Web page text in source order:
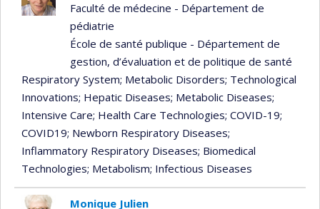
Faculté de médecine - Département de
pédiatrie
École de santé publique - Département de
gestion, d’évaluation et de politique de santé
Respiratory System; Metabolic Disorders; Technological
Innovations; Hepatic Diseases; Metabolic Diseases;
Intensive Care; Health Care Technologies; COVID-19;
COVID19; Newborn Respiratory Diseases;
Inflammatory Respiratory Diseases; Biomedical
Technologies; Metabolism; Infectious Diseases
Monique Julien